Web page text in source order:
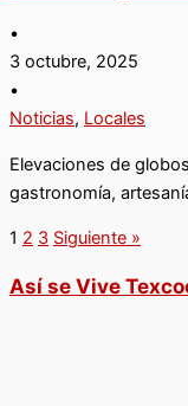
•
3 octubre, 2025
•
Noticias, Locales
Elevaciones de
gastronomía,
1 2 3 Siguiente »
Así se Vive